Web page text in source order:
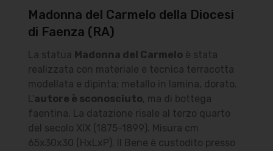
Madonna del Carmelo della Diocesi
di Faenza (RA)
La statua Madonna del Carmelo è stata
realizzata con materiale e tecnica terracotta
modellata e dipinta; metallo in lamina, dorato.
L'autore è sconosciuto, ma di bottega
faentina. La datazione risale al terzo quarto
del secolo XIX (1875-1899). Misura cm
65x30x30 (HxLxP). Il Bene è custodito presso